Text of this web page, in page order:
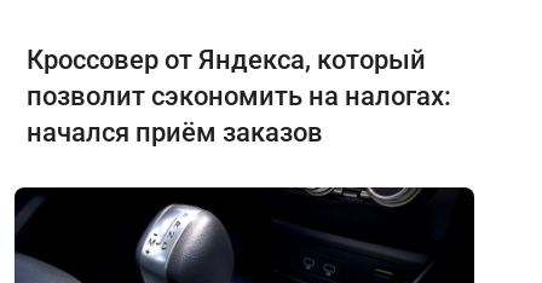
Кроссовер от Яндекса, который
позволит сэкономить на налогах:
начался приём заказов